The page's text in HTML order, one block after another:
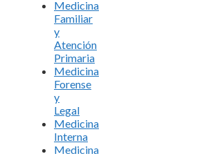
Medicina
Familiar
y
Atención
Primaria
Medicina
Forense
y
Legal
Medicina
Interna
Medicina